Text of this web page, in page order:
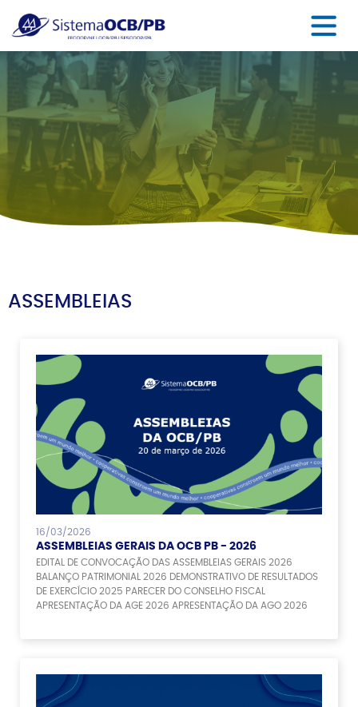
ASSEMBLEIAS
16/03/2026
ASSEMBLEIAS GERAIS DA OCB PB - 2026
EDITAL DE CONVOCAÇÃO DAS ASSEMBLEIAS GERAIS 2026
BALANÇO PATRIMONIAL 2026 DEMONSTRATIVO DE RESULTADOS
DE EXERCÍCIO 2025 PARECER DO CONSELHO FISCAL
APRESENTAÇÃO DA AGE 2026 APRESENTAÇÃO DA AGO 2026